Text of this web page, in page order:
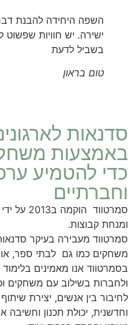
השפה היחידה להבנת
ישירה. יש חוויות שפשוט
בשביל לדעת
טום בראון
סדנאות
באמצעות
כדי להטמיע
וחברתיים
סמרטווד
ומנחת קבוצות.
סמרטווד מעבירה בעיקר
משחקים כמו גם לבתי ספר,
בסמרטווד אנו מאמינים
ולחברות בשילוב עם משחקים
לחיבור בין אנשים, יצירת
וחדשנית, יכולת תכנון